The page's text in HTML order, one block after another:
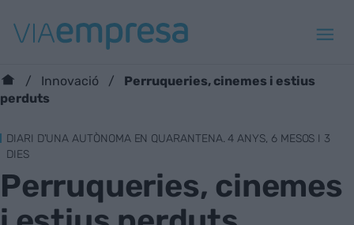
Innovació
Perruqueries, cinemes i estius
perduts
DIARI D'UNA AUTÒNOMA EN QUARANTENA. 4 ANYS, 6 MESOS I 3
DIES
Perruqueries, cinemes